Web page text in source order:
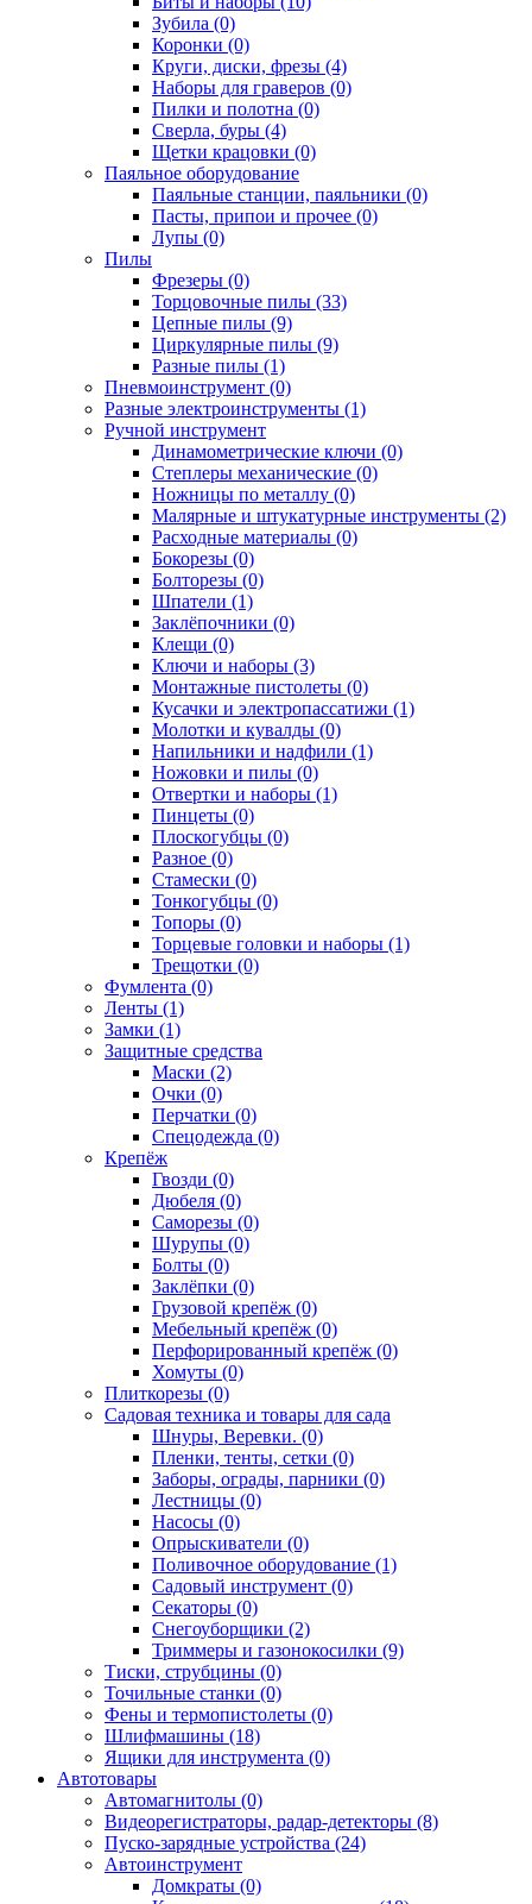
Зубила (0)
Коронки (0)
Круги, диски, фрезы (4)
Наборы для граверов (0)
Пилки и полотна (0)
Сверла, буры (4)
Щетки крацовки (0)
Паяльное оборудование
Паяльные станции, паяльники (0)
Пасты, припои и прочее (0)
Лупы (0)
Пилы
Фрезеры (0)
Торцовочные пилы (33)
Цепные пилы (9)
Циркулярные пилы (9)
Разные пилы (1)
Пневмоинструмент (0)
Разные электроинструменты (1)
Ручной инструмент
Динамометрические ключи (0)
Степлеры механические (0)
Ножницы по металлу (0)
Малярные и штукатурные инструменты (2)
Расходные материалы (0)
Бокорезы (0)
Болторезы (0)
Шпатели (1)
Заклёпочники (0)
Клещи (0)
Ключи и наборы (3)
Монтажные пистолеты (0)
Кусачки и электропассатижи (1)
Молотки и кувалды (0)
Напильники и надфили (1)
Ножовки и пилы (0)
Отвертки и наборы (1)
Пинцеты (0)
Плоскогубцы (0)
Разное (0)
Стамески (0)
Тонкогубцы (0)
Топоры (0)
Торцевые головки и наборы (1)
Трещотки (0)
Фумлента (0)
Ленты (1)
Замки (1)
Защитные средства
Маски (2)
Очки (0)
Перчатки (0)
Спецодежда (0)
Крепёж
Гвозди (0)
Дюбеля (0)
Саморезы (0)
Шурупы (0)
Болты (0)
Заклёпки (0)
Грузовой крепёж (0)
Мебельный крепёж (0)
Перфорированный крепёж (0)
Хомуты (0)
Плиткорезы (0)
Садовая техника и товары для сада
Шнуры, Веревки. (0)
Пленки, тенты, сетки (0)
Заборы, ограды, парники (0)
Лестницы (0)
Насосы (0)
Опрыскиватели (0)
Поливочное оборудование (1)
Садовый инструмент (0)
Секаторы (0)
Снегоуборщики (2)
Триммеры и газонокосилки (9)
Тиски, струбцины (0)
Точильные станки (0)
Фены и термопистолеты (0)
Шлифмашины (18)
Ящики для инструмента (0)
Автотовары
Автомагнитолы (0)
Видеорегистраторы, радар-детекторы (8)
Пуско-зарядные устройства (24)
Автоинструмент
Домкраты (0)